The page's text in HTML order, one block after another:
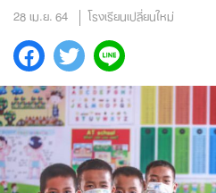
28 เม.ย. 64 โรงเรียนเปลี่ยนใหม่